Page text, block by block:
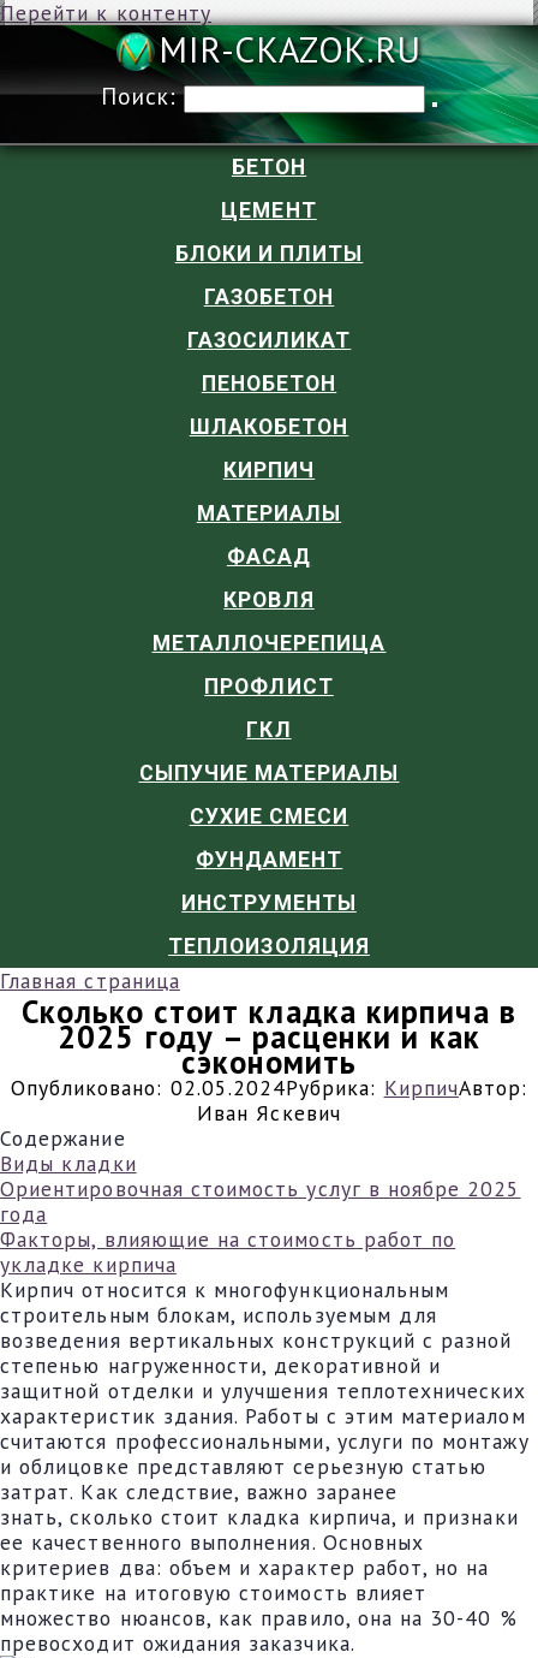
Перейти к контенту
MIR-
Поиск:
БЕТОН
ЦЕМЕНТ
БЛОКИ И ПЛИТЫ
ГАЗОБЕТОН
ГАЗОСИЛИКАТ
ПЕНОБЕТОН
ШЛАКОБЕТОН
КИРПИЧ
МАТЕРИАЛЫ
ФАСАД
КРОВЛЯ
МЕТАЛЛОЧЕРЕПИЦА
ПРОФЛИСТ
ГКЛ
СЫПУЧИЕ МАТЕРИАЛЫ
СУХИЕ СМЕСИ
ФУНДАМЕНТ
ИНСТРУМЕНТЫ
ТЕПЛОИЗОЛЯЦИЯ
Главная страница
Сколько стоит кладка кирпича в
2025 году – расценки и как
сэкономить
Опубликовано: 02.05.2024Рубрика: КирпичАвтор:
Иван Яскевич
Содержание
Виды кладки
Ориентировочная стоимость услуг в ноябре 2025
года
Факторы, влияющие на стоимость работ по
укладке кирпича
Кирпич относится к многофункциональным
строительным блокам, используемым для
возведения вертикальных конструкций с разной
степенью нагруженности, декоративной и
защитной отделки и улучшения теплотехнических
характеристик здания. Работы с этим материалом
считаются профессиональными, услуги по монтажу
и облицовке представляют серьезную статью
затрат. Как следствие, важно заранее
знать, сколько стоит кладка кирпича, и признаки
ее качественного выполнения. Основных
критериев два: объем и характер работ, но на
практике на итоговую стоимость влияет
множество нюансов, как правило, она на 30-40 %
превосходит ожидания заказчика.